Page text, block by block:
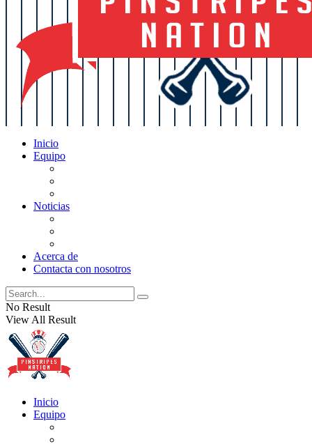
Inicio
Equipo
Noticias
Acerca de
Contacta con nosotros
No Result
View All Result
Inicio
Equipo